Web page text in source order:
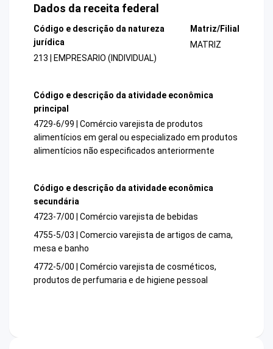
Dados da receita federal
Código e descrição da natureza
jurídica
213 | EMPRESARIO (INDIVIDUAL)
Matriz/Filial
MATRIZ
Código e descrição da atividade econômica
principal
4729-6/99 | Comércio varejista de produtos
alimentícios em geral ou especializado em produtos
alimentícios não especificados anteriormente
Código e descrição da atividade econômica
secundária
4723-7/00 | Comércio varejista de bebidas
4755-5/03 | Comercio varejista de artigos de cama,
mesa e banho
4772-5/00 | Comércio varejista de cosméticos,
produtos de perfumaria e de higiene pessoal